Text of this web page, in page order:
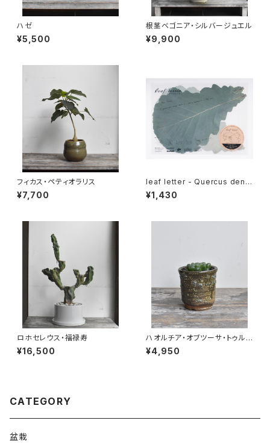
ハゼ
¥5,500
根茎ベゴニア・シルバージュエル
¥9,900
フィカス・ペティオラリス
¥7,700
leaf letter - Quercus denta
ta
¥1,430
ロホセレウス・福禄寿
¥16,500
ハオルチア・オブツーサ・トゥルン
カータ
¥4,950
CATEGORY
盆栽